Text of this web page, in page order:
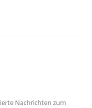
Nachrichten zum